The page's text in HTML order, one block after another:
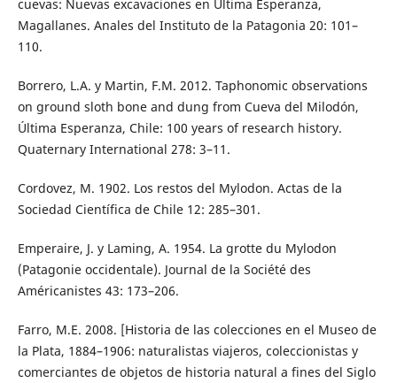
cuevas: Nuevas excavaciones en Última Esperanza,
Magallanes. Anales del Instituto de la Patagonia 20: 101–
110.
Borrero, L.A. y Martin, F.M. 2012. Taphonomic observations
on ground sloth bone and dung from Cueva del Milodón,
Última Esperanza, Chile: 100 years of research history.
Quaternary International 278: 3–11.
Cordovez, M. 1902. Los restos del Mylodon. Actas de la
Sociedad Científica de Chile 12: 285–301.
Emperaire, J. y Laming, A. 1954. La grotte du Mylodon
(Patagonie occidentale). Journal de la Société des
Américanistes 43: 173–206.
Farro, M.E. 2008. [Historia de las colecciones en el Museo de
la Plata, 1884–1906: naturalistas viajeros, coleccionistas y
comerciantes de objetos de historia natural a fines del Siglo